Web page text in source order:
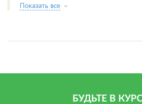
Показать все
БУДЬТЕ В